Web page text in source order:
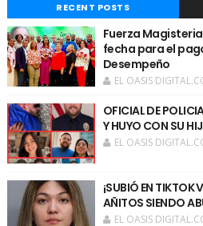
RECENT POSTS
Fuerza
fecha para el
Desempeño
EL OASIS
OFICIAL DE
Y HUYO CON SU
EL OASIS
¡SUBIÓ EN TIKTOK
AÑITOS SIENDO
EL OASIS